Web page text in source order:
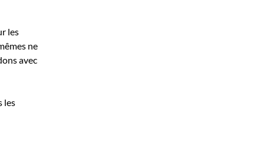
les
ne
avec
les